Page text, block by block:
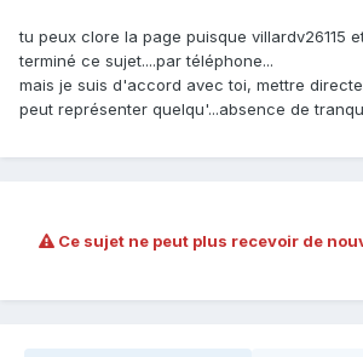
tu peux clore la page puisque villardv26115
terminé ce sujet....par téléphone...
mais je suis d'accord avec toi, mettre
peut représenter quelqu'...absence de
Ce sujet ne peut plus recevoir de